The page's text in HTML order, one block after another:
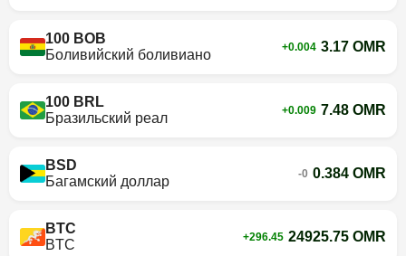
100 BOB
Боливийский боливиано
+0.004 3.17 OMR
100 BRL
Бразильский реал
+0.009 7.48 OMR
BSD
Багамский доллар
-0 0.384 OMR
BTC
BTC
+296.45 24925.75 OMR